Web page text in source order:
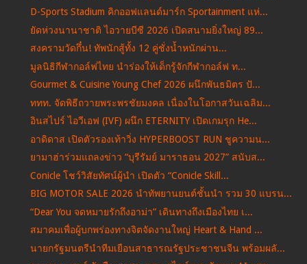
D-Sports Stadium คิกออฟแลนด์มาร์ก Sportainment แห่...
ยัดห่วงนานาชาติ ไอวายบีซี 2026 เปิดสนามยิ่งใหญ่ 89...
สงครามวัดกึ๋น! ทัพนักสู้ทั้ง 12 คู่ชั่งน้ำหนักผ่าน...
มูลนิธิกีฬากอล์ฟไทย นำร่องให้เด็กรู้จักกีฬากอล์ฟ ท...
Gourmet & Cuisine Young Chef 2026 ผนึกพันธมิตร ปั...
ททท. จัดพิธีถวายพระพรชัยมงคล เนื่องในโอกาสวันเฉลิม...
อินสไปร์ ไอวีเอฟ (IVF) ผนึก ETERNITY เปิดเกมรุก He...
อาดิดาส เปิดตัวรองเท้าวิ่ง HYPERBOOST RUN ชูความน...
ยามาฮ่าร่วมแถลงข่าว “บุรีรัมย์ มาราธอน 2027” สนับส...
Conicle โชว์วิสัยทัศน์ผู้นำ เปิดตัว “Conicle Skill...
BIG MOTOR SALE 2026 นำทัพยานยนต์ชั้นนำ รวม 30 แบรน...
“Dear You จดหมายรักถึงอาม่า” เดินทางถึงเมืองไทย เ...
สมาคมเพื่อผู้บกพร่องทางจิตจัดงานใหญ่ Heart & Hand ...
นายกรัฐมนตรีนำทีมเยือนสาธารณรัฐประชาชนจีน พร้อมผลั...